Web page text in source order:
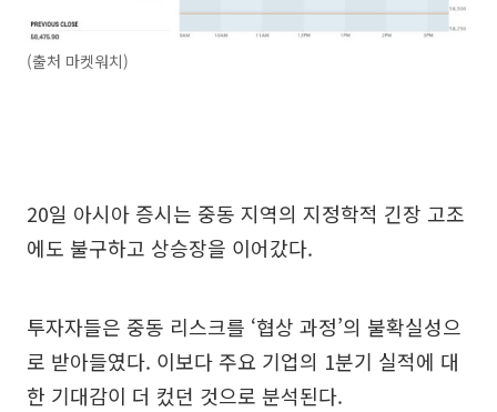
(출처 마켓워치)
20일 아시아 증시는 중동 지역의 지정학적 긴장 고조
에도 불구하고 상승장을 이어갔다.
투자자들은 중동 리스크를 ‘협상 과정’의 불확실성으
로 받아들였다. 이보다 주요 기업의 1분기 실적에 대
한 기대감이 더 컸던 것으로 분석된다.